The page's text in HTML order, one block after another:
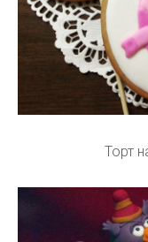
Торт